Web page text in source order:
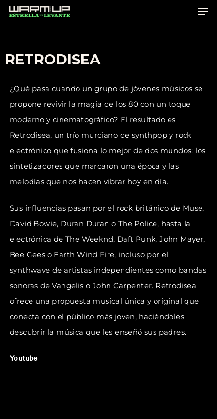
Skip
content
RETRODISEA
¿Qué pasa cuando un grupo de jóvenes músicos se
propone revivir la magia de los 80 con un toque
moderno y cinematográfico? El resultado es
Retrodisea, un trío murciano de synthpop y rock
electrónico que fusiona lo mejor de dos mundos: los
sintetizadores que marcaron una época y las
melodías que nos hacen vibrar hoy en día.
Sus influencias pasan por el rock británico de Muse,
David Bowie, Duran Duran o The Police, hasta la
electrónica de The Weeknd, Daft Punk, John Mayer,
Bee Gees o Earth Wind Fire, incluso por el
synthwave de artistas independientes como bandas
sonoras de Vangelis o John Carpenter. Retrodisea
ofrece una propuesta musical única y original que
conecta con el público más joven, haciéndoles
descubrir la música que les enseñó sus padres.
Youtube